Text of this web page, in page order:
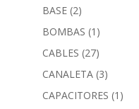
BASE (2)
BOMBAS (1)
CABLES (27)
CANALETA (3)
CAPACITORES (1)